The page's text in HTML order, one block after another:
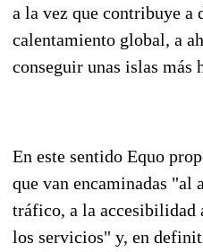
a la vez que contribuye a
calentamiento global, a
conseguir unas islas más
En este sentido Equo
que van encaminadas "al
tráfico, a la accesibilidad
los servicios" y, en